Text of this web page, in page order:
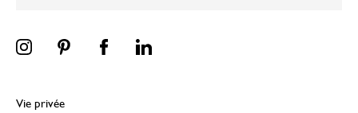
Vie privée